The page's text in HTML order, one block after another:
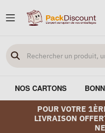
NOS CARTONS
POUR VOTRE
LIVRAISON